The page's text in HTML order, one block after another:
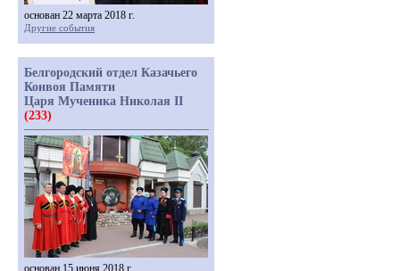
основан 22 марта 2018 г.
Другие события
Белгородский отдел Казачьего
Конвоя Памяти
Царя Мученика Николая II
(233)
основан 15 июня 2018 г.